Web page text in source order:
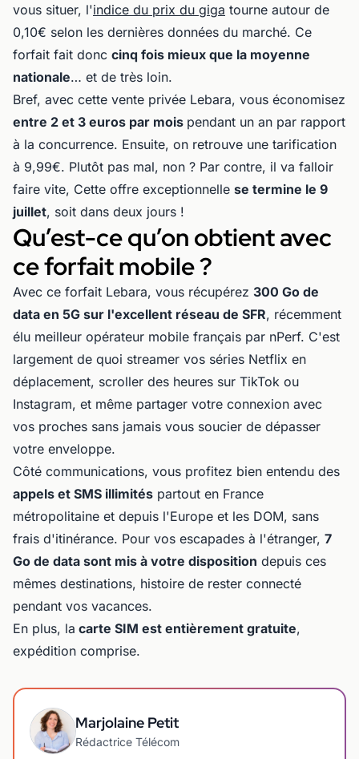
vous situer, l'indice du prix du giga tourne autour de
0,10€ selon les dernières données du marché. Ce
forfait fait donc cinq fois mieux que la moyenne
nationale… et de très loin.
Bref, avec cette vente privée Lebara, vous économisez
entre 2 et 3 euros par mois pendant un an par rapport
à la concurrence. Ensuite, on retrouve une tarification
à 9,99€. Plutôt pas mal, non ? Par contre, il va falloir
faire vite, Cette offre exceptionnelle se termine le 9
juillet, soit dans deux jours !
Qu’est-ce qu’on obtient avec
ce forfait mobile ?
Avec ce forfait Lebara, vous récupérez 300 Go de
data en 5G sur l'excellent réseau de SFR, récemment
élu meilleur opérateur mobile français par nPerf. C'est
largement de quoi streamer vos séries Netflix en
déplacement, scroller des heures sur TikTok ou
Instagram, et même partager votre connexion avec
vos proches sans jamais vous soucier de dépasser
votre enveloppe.
Côté communications, vous profitez bien entendu des
appels et SMS illimités partout en France
métropolitaine et depuis l'Europe et les DOM, sans
frais d'itinérance. Pour vos escapades à l'étranger, 7
Go de data sont mis à votre disposition depuis ces
mêmes destinations, histoire de rester connecté
pendant vos vacances.
En plus, la carte SIM est entièrement gratuite,
expédition comprise.
Marjolaine Petit
Rédactrice Télécom